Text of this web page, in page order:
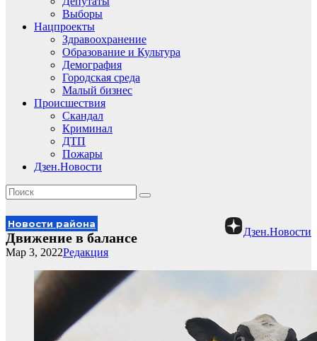
Выборы
Нацпроекты
Здравоохранение
Образование и Культура
Демография
Городская среда
Малый бизнес
Происшествия
Скандал
Криминал
ДТП
Пожары
Дзен.Новости
Дзен.Новости
Новости района
Движение в балансе
Редакция
Мар 3, 2022